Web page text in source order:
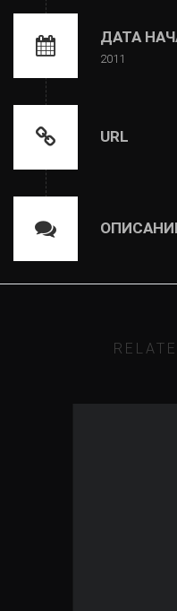
ДАТА
2011
URL